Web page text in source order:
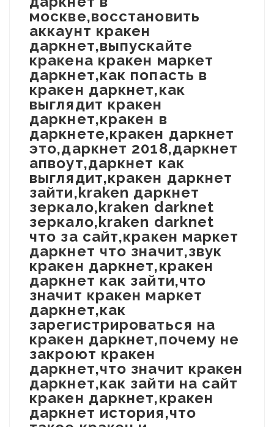
москве,восстановить
аккаунт кракен
даркнет,выпускайте
кракена кракен маркет
даркнет,как попасть в
кракен даркнет,как
выглядит кракен
даркнет,кракен в
даркнете,кракен даркнет
это,даркнет 2018,даркнет
апвоут,даркнет как
выглядит,кракен даркнет
зайти,kraken даркнет
зеркало,kraken darknet
зеркало,kraken darknet
что за сайт,кракен маркет
даркнет что значит,звук
кракен даркнет,кракен
даркнет как зайти,что
значит кракен маркет
даркнет,как
зарегистрироваться на
кракен даркнет,почему не
закроют кракен
даркнет,что значит кракен
даркнет,как зайти на сайт
кракен даркнет,кракен
даркнет история,что